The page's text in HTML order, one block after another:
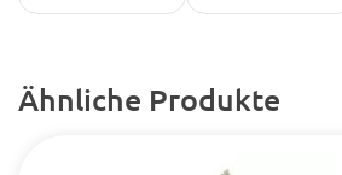
Ähnliche Produkte